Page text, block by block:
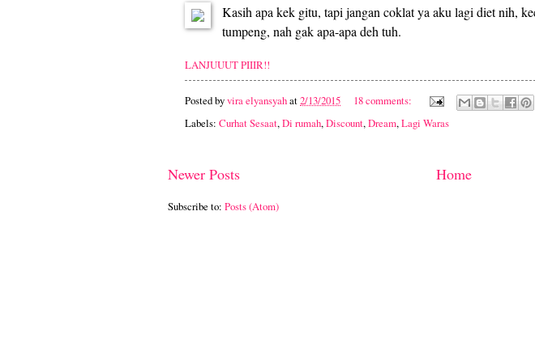
Kasih apa kek gitu, tapi jangan coklat ya aku lagi diet nih,
tumpeng, nah gak apa-apa deh tuh.
LANJUUUT PIIIR!!
Posted byvira elyansyahat2/13/2015
18 comments:
Labels: Curhat Sesaat,Di rumah,Discount,Dream,Lagi Waras
Newer Posts Home
Subscribe to: Posts (Atom)